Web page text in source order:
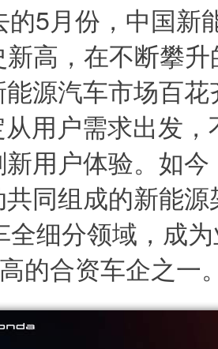
的5月份，中国新
高，在不断攀
源汽车市场百
用户需求出发
用户体验。如
同组成的新能
全细分领域，成
的合资车企之一